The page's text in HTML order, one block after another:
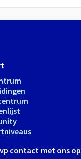
contact met ons op